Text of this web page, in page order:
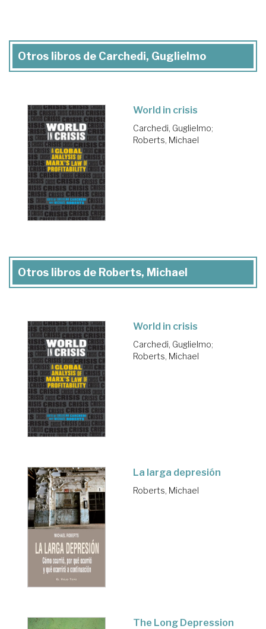
Otros libros de Carchedi, Guglielmo
World in crisis
Carchedi, Guglielmo;
Roberts, Michael
Otros libros de Roberts, Michael
World in crisis
Carchedi, Guglielmo;
Roberts, Michael
La larga depresión
Roberts, Michael
The Long Depression